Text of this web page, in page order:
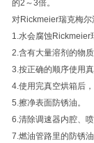
的2～3倍。
对Rickmeier瑞克梅
1.水会腐蚀Rickmeier
2.含有大量溶剂的物
3.按正确的顺序使用
4.使用完真空烘箱后
5.擦净表面防锈油。
6.清除调速器内腔、
7.燃油管路里的防锈